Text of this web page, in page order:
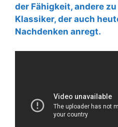
der Fähigkeit, andere
Klassiker, der auch
Nachdenken anregt.